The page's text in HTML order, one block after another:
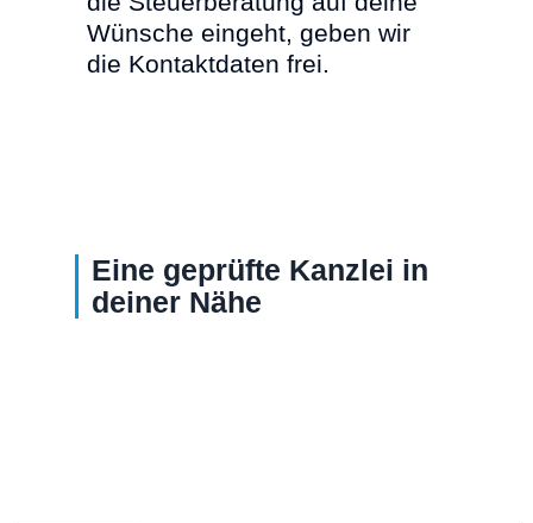
Wünsche eingeht, geben wir
die Kontaktdaten frei.
Eine geprüfte Kanzlei in
deiner Nähe